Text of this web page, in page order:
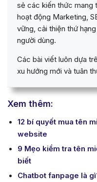
sẻ các kiến thức mang
hoạt động Marketing,
vững, cải thiện thứ
người dùng.
Các bài viết luôn dựa
xu hướng mới và tuân
Xem thêm:
12 bí quyết mua tên
website
9 Mẹo kiểm tra tên
biết
Chatbot fanpage là